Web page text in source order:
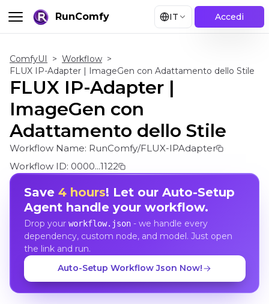
RunComfy IT Accedi
ComfyUI > Workflow >
FLUX IP-Adapter | ImageGen con Adattamento dello Stile
FLUX IP-Adapter |
ImageGen con
Adattamento dello Stile
Workflow Name: RunComfy/FLUX-IPAdapter
Workflow ID: 0000...1122
Save 4 hours! Let our Auto-Setup
Agent handle your workflow.
Drop your workflow.json- we handle every
dependency, custom node, and model. Just open
the link and run.
Auto-Setup Workflow Json Now!